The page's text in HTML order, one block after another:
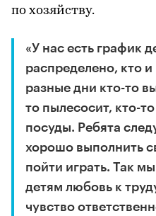
по хозяйству.
«У нас есть график
распределено, кто
разные дни кто-то
то пылесосит, кто-
посуды. Ребята
хорошо выполнить
пойти играть. Так
детям любовь к
чувство